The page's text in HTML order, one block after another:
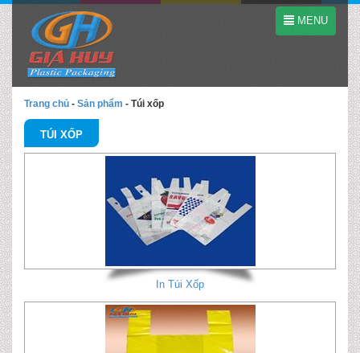
MENU
Trang chủ - Sản phẩm - Túi xốp
TÚI XỐP
In Túi Xốp